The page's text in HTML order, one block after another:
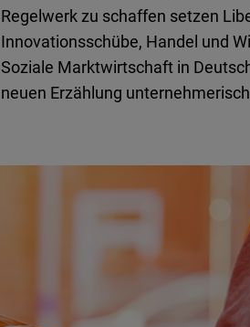
Regelwerk zu schaffen setzen
Innovationsschübe, Handel und
Soziale Marktwirtschaft in
neuen Erzählung